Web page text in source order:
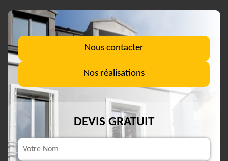
Nous contacter
Nos réalisations
DEVIS GRATUIT